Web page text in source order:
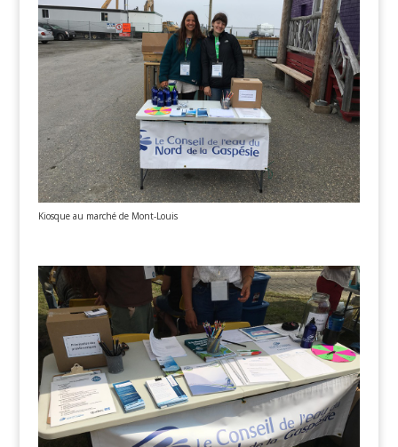
Kiosque au marché de Mont-Louis